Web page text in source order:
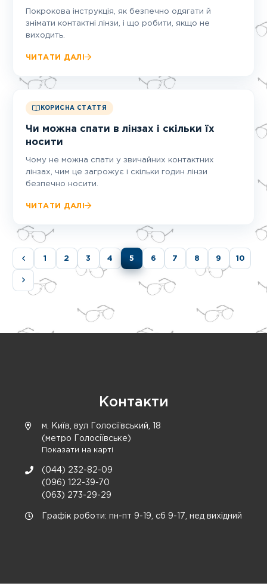
Покрокова інструкція, як безпечно одягати й
знімати контактні лінзи, і що робити, якщо не
виходить.
ЧИТАТИ ДАЛІ
КОРИСНА СТАТТЯ
Чи можна спати в лінзах і скільки їх
носити
Чому не можна спати у звичайних контактних
лінзах, чим це загрожує і скільки годин лінзи
безпечно носити.
ЧИТАТИ ДАЛІ
1 2 3 4 5 6 7 8 9 10
Контакти
м. Київ, вул Голосіївський, 18
(метро Голосіївське)
Показати на карті
(044) 232-82-09
(096) 122-39-70
(063) 273-29-29
Графік роботи: пн-пт 9-19, сб 9-17, нед вихідний